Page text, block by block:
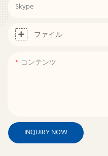
Skype
ファイル
コンテンツ
INQUIRY NOW